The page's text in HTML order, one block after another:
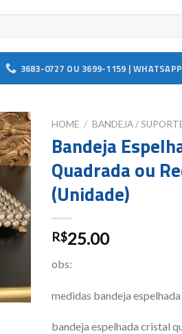
3683-0727 OU 3699-1159 |
to
HOME / BANDEJA /
Bandeja
Quadrada ou
(Unidade)
R$25.00
obs:
medidas bandeja
bandeja espelhada cristal